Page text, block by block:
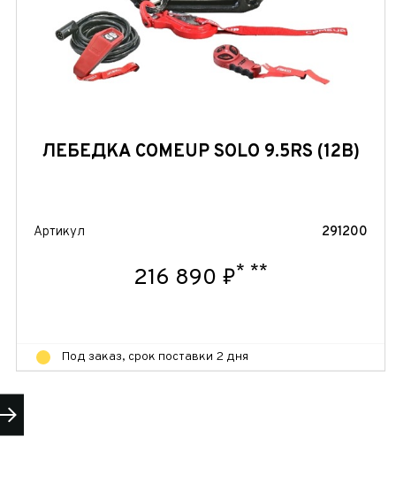
ЛЕБЕДКА COMEUP SOLO 9.5RS (12В)
Артикул 291200
216 890 ₽* **
Под заказ, срок поставки 2 дня